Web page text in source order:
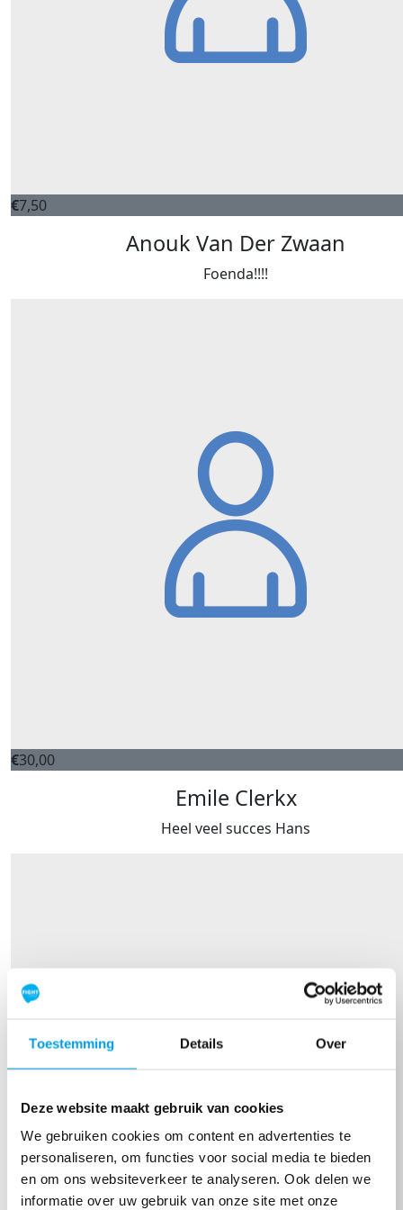
Toestemming Details Over
Deze website maakt gebruik van cookies
We gebruiken cookies om content en advertenties te
personaliseren, om functies voor social media te bieden
en om ons websiteverkeer te analyseren. Ook delen we
informatie over uw gebruik van onze site met onze
€7,50
Anouk Van Der Zwaan
Foenda!!!!
€30,00
Emile Clerkx
Heel veel succes Hans